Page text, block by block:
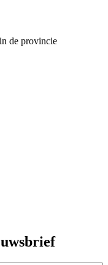
de provincie